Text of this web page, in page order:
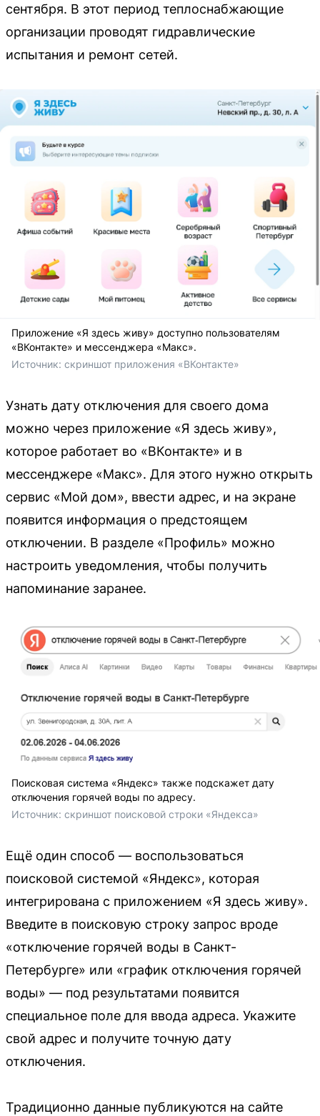
сентября. В этот период теплоснабжающие
организации проводят гидравлические
испытания и ремонт сетей.
Приложение «Я здесь живу» доступно пользователям
«ВКонтакте» и мессенджера «Макс».
Источник: скриншот приложения «ВКонтакте»
Узнать дату отключения для своего дома
можно через приложение «Я здесь живу»,
которое работает во «ВКонтакте» и в
мессенджере «Макс». Для этого нужно открыть
сервис «Мой дом», ввести адрес, и на экране
появится информация о предстоящем
отключении. В разделе «Профиль» можно
настроить уведомления, чтобы получить
напоминание заранее.
Поисковая система «Яндекс» также подскажет дату
отключения горячей воды по адресу.
Источник: скриншот поисковой строки «Яндекса»
Ещё один способ — воспользоваться
поисковой системой «Яндекс», которая
интегрирована с приложением «Я здесь живу».
Введите в поисковую строку запрос вроде
«отключение горячей воды в Санкт-
Петербурге» или «график отключения горячей
воды» — под результатами появится
специальное поле для ввода адреса. Укажите
свой адрес и получите точную дату
отключения.
Традиционно данные публикуются на сайте